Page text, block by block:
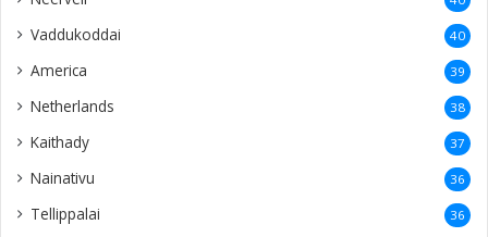
Vaddukoddai 40
America 39
Netherlands 38
Kaithady 37
Nainativu 36
Tellippalai 36